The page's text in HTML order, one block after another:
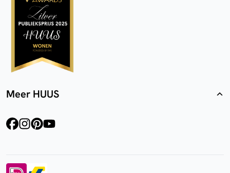
Meer HUUS
facebookinstagram
pinterest
youtube